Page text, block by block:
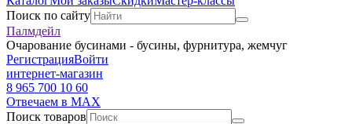
Поиск по сайту
Палмдейл
Очарование бусинами - бусины, фурнитура, жемчуг
РегистрацияВойти
интернет-магазин
8 965 700 10 60
Отвечаем в MAX
Поиск товаров